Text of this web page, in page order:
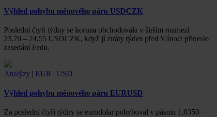
Výhled pohybu měnového páru USDCZK
Poslední čtyři týdny se koruna obchodovala v širším rozmezí
23,70 – 24,55 USDCZK, když jí ztráty týden před Vánoci přineslo
zasedání Fedu.
Analýzy | EUR | USD
Výhled pohybu měnového páru EURUSD
Za poslední čtyři týdny se eurodolar pohyboval v pásmu 1,0350 –